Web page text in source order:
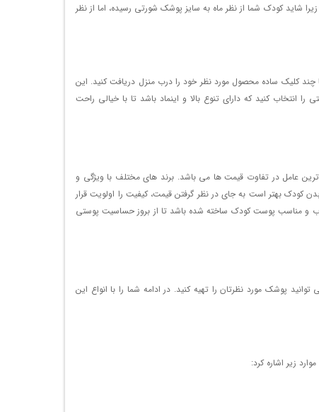
کودکتان توجه کنید؛ زیرا شاید کودک شما از نظر ماه به سایز پوشک شورتی رسیده، اما از نظر
چند کلیک ساده محصول مورد نظر خود را درب منزل دریافت کنید. این
انتخاب کنید که دارای تنوع بالا و اینماد باشد تا با خیالی راحت
سازنده مهم ترین عامل در تفاوت قیمت ها می باشد. برند های مختلف با ویژگی و
کودک بهتر است به جای در نظر گرفتن قیمت، کیفیت را اولویت قرار
و مناسب پوست کودک ساخته شده باشد تا از بروز حساسیت پوستی
پوشک مورد نظرتان را تهیه کنید. در ادامه شما را با انواع این